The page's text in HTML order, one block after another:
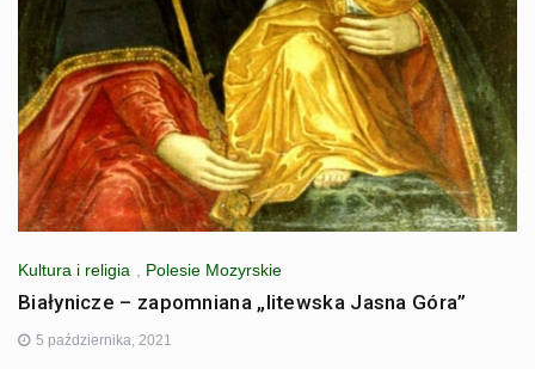
Kultura i religia Polesie Mozyrskie
Białynicze – zapomniana „litewska Jasna Góra”
5 października, 2021